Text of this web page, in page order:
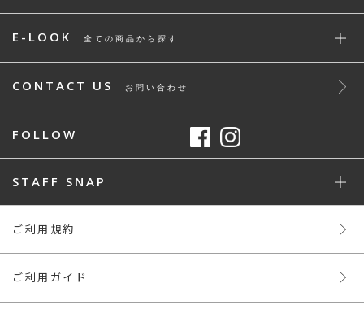
E-LOOK 全ての商品から探す
CONTACT US お問い合わせ
FOLLOW
STAFF SNAP
ご利用規約
ご利用ガイド